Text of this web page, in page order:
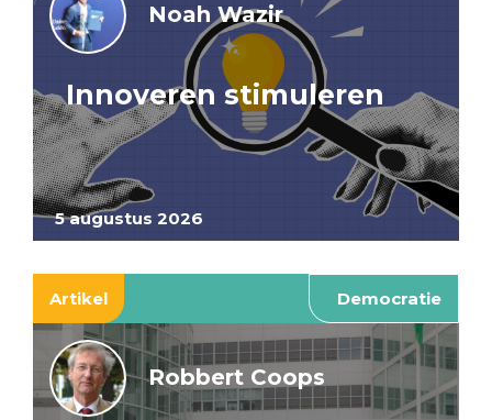
5 augustus 2026
Noah Wazir
Innoveren stimuleren
Artikel Democratie
Robbert Coops